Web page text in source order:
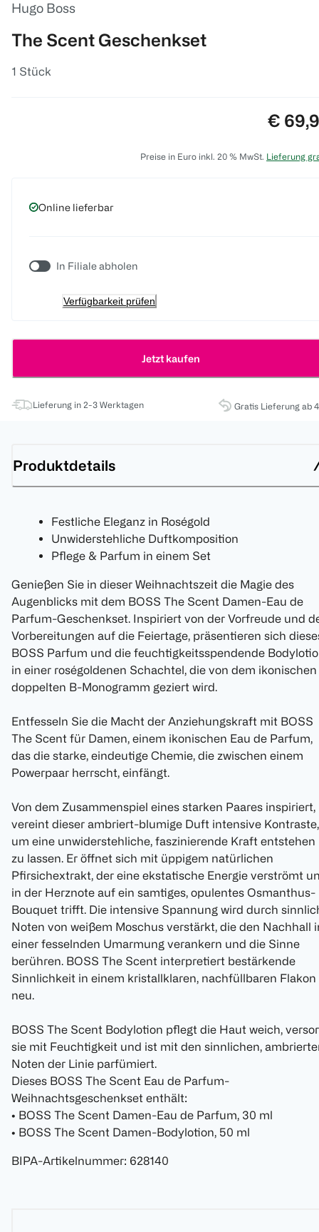
Hugo Boss
The Scent Geschenkset
1 Stück
Preis:
€
Preise in Euro inkl. 20 % MwSt. Lieferung
Online lieferbar
In Filiale abholen
Verfügbarkeit prüfen
Jetzt kaufen
Lieferung in 2-3 Werktagen Gratis Lieferung ab
Produktdetails
Festliche Eleganz in Roségold
Unwiderstehliche Duftkomposition
Pflege & Parfum in einem Set
Genießen Sie in dieser Weihnachtszeit die Magie des
Augenblicks mit dem BOSS The Scent Damen-Eau de
Parfum-Geschenkset. Inspiriert von der Vorfreude und
Vorbereitungen auf die Feiertage, präsentieren sich
BOSS Parfum und die feuchtigkeitsspendende
in einer roségoldenen Schachtel, die von dem ikonischen
doppelten B-Monogramm geziert wird.
Entfesseln Sie die Macht der Anziehungskraft mit BOSS
The Scent für Damen, einem ikonischen Eau de Parfum,
das die starke, eindeutige Chemie, die zwischen einem
Powerpaar herrscht, einfängt.
Von dem Zusammenspiel eines starken Paares inspiriert,
vereint dieser ambriert-blumige Duft intensive Kontraste,
um eine unwiderstehliche, faszinierende Kraft entstehen
zu lassen. Er öffnet sich mit üppigem natürlichen
Pfirsichextrakt, der eine ekstatische Energie verströmt
in der Herznote auf ein samtiges, opulentes Osmanthus-
Bouquet trifft. Die intensive Spannung wird durch
Noten von weißem Moschus verstärkt, die den Nachhall
einer fesselnden Umarmung verankern und die Sinne
berühren. BOSS The Scent interpretiert bestärkende
Sinnlichkeit in einem kristallklaren, nachfüllbaren Flakon
neu.
BOSS The Scent Bodylotion pflegt die Haut weich,
sie mit Feuchtigkeit und ist mit den sinnlichen,
Noten der Linie parfümiert.
Dieses BOSS The Scent Eau de Parfum-
Weihnachtsgeschenkset enthält:
• BOSS The Scent Damen-Eau de Parfum, 30 ml
• BOSS The Scent Damen-Bodylotion, 50 ml
BIPA-Artikelnummer: 628140